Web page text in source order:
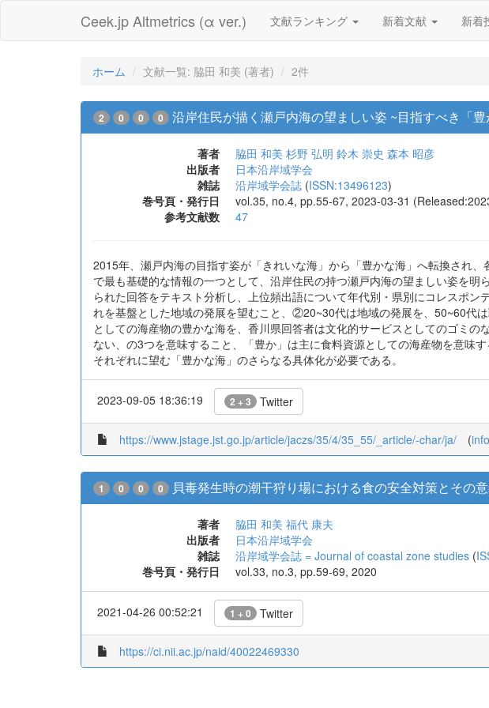
Ceek.jp Altmetrics (α ver.) 文献ランキング 新着文献 新着
ホーム 文献一覧: 脇田 和美 (著者) 2件
2 0 0 0 沿岸住民が描く瀬戸内海の望ましい姿 ~目指すべき「
著者 脇田 和美 杉野 弘明 鈴木 崇史 森本 昭彦
出版者
日本沿岸域学会
雑誌
沿岸域学会誌 (ISSN:13496123)
巻号頁・発行日
vol.35, no.4, pp.55-67, 2023-03-31
参考文献数
47
2015年、瀬戸内海の目指す姿が「きれいな海」から「豊かな海」へ転換され
で最も基礎的な情報の一つとして、沿岸住民の持つ瀬戸内海の望ましい姿を
られた回答をテキスト分析し、上位頻出語について年代別・県別にコレスポ
れを基盤とした地域の発展を望むこと、②20~30代は地域の発展を、50~60代
としての海産物の豊かな海を、香川県回答者は文化的サービスとしてのゴミ
ない、の3つを意味すること、「豊か」は主に食料資源としての海産物を意味
それぞれに望む「豊かな海」のさらなる具体化が必要である。
2023-09-05 18:36:19 2 + 3 Twitter
https://www.jstage.jst.go.jp/article/jaczs/35/4/35_55/_article/-char/ja/ (
1 0 0 0 貝毒発生時の潮干狩り場における食の安全対策とその
著者 脇田 和美 福代 康夫
出版者
日本沿岸域学会
雑誌
沿岸域学会誌 = Journal of coastal zone studies (
巻号頁・発行日
vol.33, no.3, pp.59-69, 2020
2021-04-26 00:52:21 1 + 0 Twitter
https://ci.nii.ac.jp/naid/40022469330